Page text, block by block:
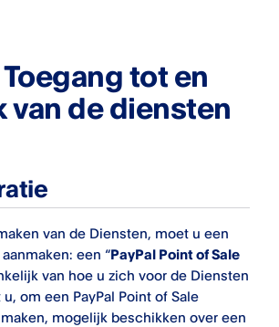
Toegang tot en
van de diensten
van de Diensten, moet u een
een “PayPal Point of Sale
van hoe u zich voor de Diensten
om een PayPal Point of Sale
mogelijk beschikken over een